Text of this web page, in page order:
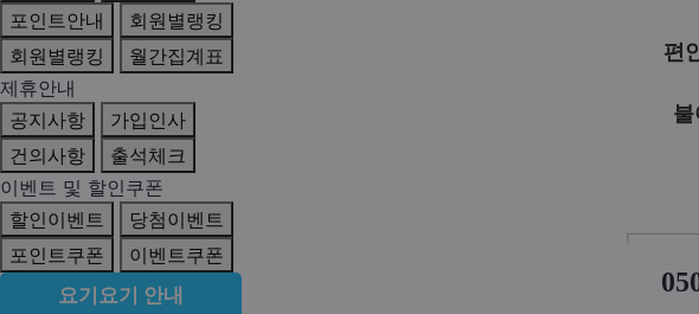
편
┏
포인트안내
회원별랭킹
회원별랭킹
월간집계표
제휴안내
공지사항
가입인사
건의사항
출석체크
이벤트 및 할인쿠폰
할인이벤트
당첨이벤트
포인트쿠폰
이벤트쿠폰
요기요기 안내